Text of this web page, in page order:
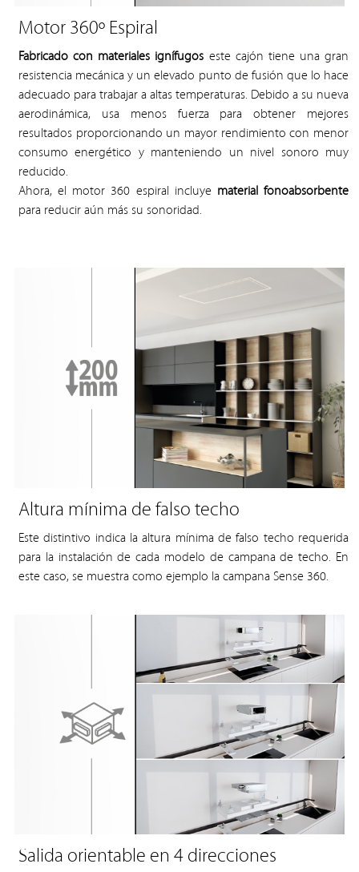
Motor 360º Espiral
Fabricado con materiales ignífugos este cajón tiene una gran
resistencia mecánica y un elevado punto de fusión que lo hace
adecuado para trabajar a altas temperaturas. Debido a su nueva
aerodinámica, usa menos fuerza para obtener mejores
resultados proporcionando un mayor rendimiento con menor
consumo energético y manteniendo un nivel sonoro muy
reducido.
Ahora, el motor 360 espiral incluye material fonoabsorbente
para reducir aún más su sonoridad.
Altura mínima de falso techo
Este distintivo indica la altura mínima de falso techo requerida
para la instalación de cada modelo de campana de techo. En
este caso, se muestra como ejemplo la campana Sense 360.
Salida orientable en 4 direcciones